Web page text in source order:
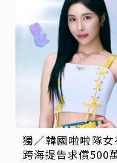
獨／韓國啦啦隊
跨海提告求償500